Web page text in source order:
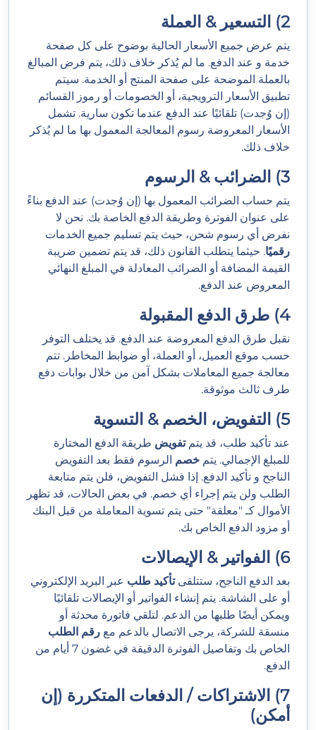
2) التسعير & العملة
يتم عرض جميع الأسعار الحالية بوضوح على كل صفحة
خدمة و عند الدفع. ما لم يُذكر خلاف ذلك، يتم فرض المبالغ
بالعملة الموضحة على صفحة المنتج أو الخدمة. سيتم
تطبيق الأسعار الترويجية، أو الخصومات أو رموز القسائم
(إن وُجدت) تلقائيًا عند الدفع عندما تكون سارية. تشمل
الأسعار المعروضة رسوم المعالجة المعمول بها ما لم يُذكر
خلاف ذلك.
3) الضرائب & الرسوم
يتم حساب الضرائب المعمول بها (إن وُجدت) عند الدفع بناءً
على عنوان الفوترة وطريقة الدفع الخاصة بك. نحن لا
نفرض أي رسوم شحن، حيث يتم تسليم جميع الخدمات
رقميًا. حيثما يتطلب القانون ذلك، قد يتم تضمين ضريبة
القيمة المضافة أو الضرائب المعادلة في المبلغ النهائي
المعروض عند الدفع.
4) طرق الدفع المقبولة
نقبل طرق الدفع المعروضة عند الدفع. قد يختلف التوفر
حسب موقع العميل، أو العملة، أو ضوابط المخاطر. تتم
معالجة جميع المعاملات بشكل آمن من خلال بوابات دفع
طرف ثالث موثوقة.
5) التفويض، الخصم & التسوية
عند تأكيد طلب، قد يتمتفويض طريقة الدفع المختارة
للمبلغ الإجمالي. يتم خصم الرسوم فقط بعد التفويض
الناجح و تأكيد الدفع. إذا فشل التفويض، فلن يتم متابعة
الطلب ولن يتم إجراء أي خصم. في بعض الحالات، قد تظهر
الأموال كـ "معلقة" حتى يتم تسوية المعاملة من قبل البنك
أو مزود الدفع الخاص بك.
6) الفواتير & الإيصالات
بعد الدفع الناجح، ستتلقىتأكيد طلب عبر البريد الإلكتروني
أو على الشاشة. يتم إنشاء الفواتير أو الإيصالات تلقائيًا
ويمكن أيضًا طلبها من الدعم. لتلقي فاتورة محدثة أو
منسقة للشركة، يرجى الاتصال بالدعم مع رقم الطلب
الخاص بك وتفاصيل الفوترة الدقيقة في غضون 7 أيام من
الدفع.
7) الاشتراكات / الدفعات المتكررة (إن
أمكن)